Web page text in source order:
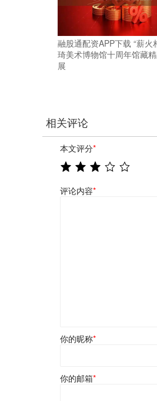
融股通配资APP下载 “薪火
琦美术博物馆十周年馆藏
展
相关评论
本文评分*
评论内容*
你的昵称*
你的邮箱*